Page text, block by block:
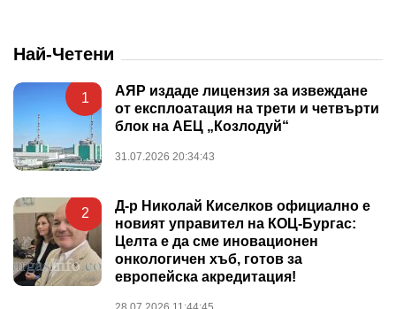
Най-Четени
1
АЯР издаде лицензия за извеждане
от експлоатация на трети и четвърти
блок на АЕЦ „Козлодуй“
31.07.2026 20:34:43
2
Д-р Николай Киселков официално е
новият управител на КОЦ-Бургас:
Целта е да сме иновационен
онкологичен хъб, готов за
европейска акредитация!